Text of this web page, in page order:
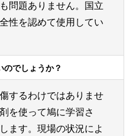
問題ありません。国立
性を認めて使用してい
のでしょうか？
するわけではありませ
を使って鳩に学習さ
ます。現場の状況によ